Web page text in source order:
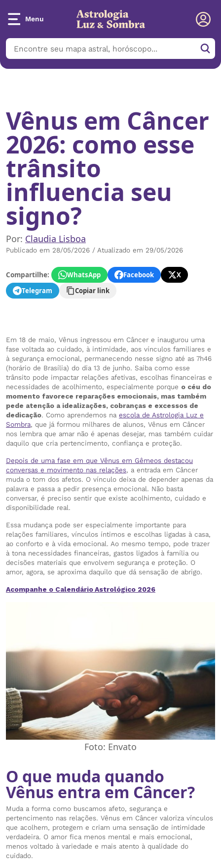
Menu
Início/Notícias/Vênus em Câncer 2026: como esse trânsito
Vênus em Câncer
2026: como esse
trânsito
influencia seu
signo?
Por: Claudia Lisboa
Publicado em 28/05/2026 / Atualizado em 29/05/2026
Compartilhe: WhatsApp Facebook
X
Telegram
Copiar link
Em 18 de maio, Vênus ingressou em Câncer e inaugurou uma
fase voltada ao cuidado, à intimidade, aos vínculos familiares e
à segurança emocional, permanecendo nesse signo até as 7h46
(horário de Brasília) do dia 13 de junho. Saiba como esse
trânsito pode impactar relações afetivas, escolhas financeiras e
necessidades de acolhimento, especialmente porque o céu do
momento favorece reparações emocionais, mas também
pede atenção a idealizações, cobranças e excessos de
dedicação. Como aprendemos na escola de Astrologia Luz e
Sombra, que já formou milhares de alunos, Vênus em Câncer
nos lembra que amar não é apenas desejar, mas também cuidar
daquilo que cria pertencimento, confiança e proteção.
Depois de uma fase em que Vênus em Gêmeos destacou
conversas e movimento nas relações, a entrada em Câncer
muda o tom dos afetos. O vínculo deixa de depender apenas da
palavra e passa a pedir presença emocional. Não basta
conversar, é preciso sentir que existe acolhimento, cuidado e
disponibilidade real.
Essa mudança pode ser especialmente importante para
relações familiares, vínculos íntimos e escolhas ligadas à casa,
ao conforto e à vida emocional. Ao mesmo tempo, pode trazer
à tona necessidades financeiras, gastos ligados à família ou
decisões materiais que envolvem segurança e proteção. O
amor, agora, se aproxima daquilo que dá sensação de abrigo.
Acompanhe o Calendário Astrológico 2026
Foto: Envato
O que muda quando
Vênus entra em Câncer?
Muda a forma como buscamos afeto, segurança e
pertencimento nas relações. Vênus em Câncer valoriza vínculos
que acolhem, protegem e criam uma sensação de intimidade
verdadeira. O amor fica menos mental e mais emocional,
menos voltado à variedade e mais atento à qualidade do
cuidado.